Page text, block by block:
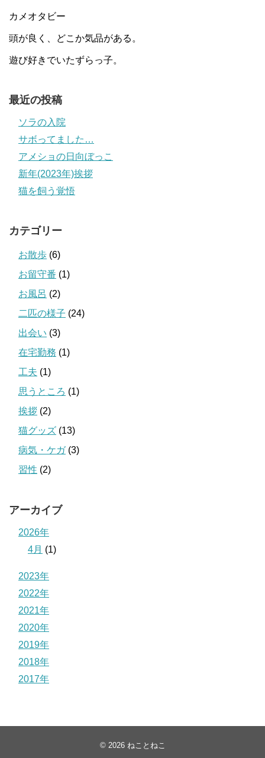
カメオタビー
頭が良く、どこか気品がある。
遊び好きでいたずらっ子。
最近の投稿
ソラの入院
サボってました…
アメショの日向ぼっこ
新年(2023年)挨拶
猫を飼う覚悟
カテゴリー
お散歩 (6)
お留守番 (1)
お風呂 (2)
二匹の様子 (24)
出会い (3)
在宅勤務 (1)
工夫 (1)
思うところ (1)
挨拶 (2)
猫グッズ (13)
病気・ケガ(3)
習性 (2)
アーカイブ
2026年
4月 (1)
2023年
2022年
2021年
2020年
2019年
2018年
2017年
© 2026 ねことねこ